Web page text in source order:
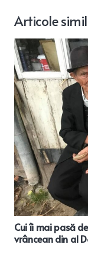
Articole
Cui îi mai pasă
vrâncean din al